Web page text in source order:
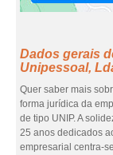
Dados gerais
Unipessoal,
Quer saber mais
forma jurídica da
de tipo UNIP. A
25 anos dedicados
empresarial centra-